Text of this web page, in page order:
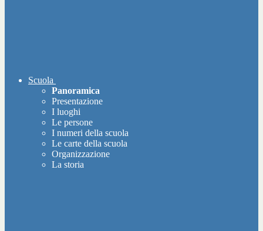
Scuola
Panoramica
Presentazione
I luoghi
Le persone
I numeri della scuola
Le carte della scuola
Organizzazione
La storia